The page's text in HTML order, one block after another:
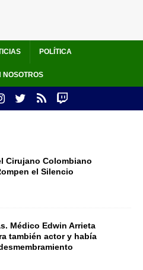
POLÍTICA
NOSOTROS
Cirujano Colombiano
el Silencio
Médico Edwin Arrieta
también actor y había